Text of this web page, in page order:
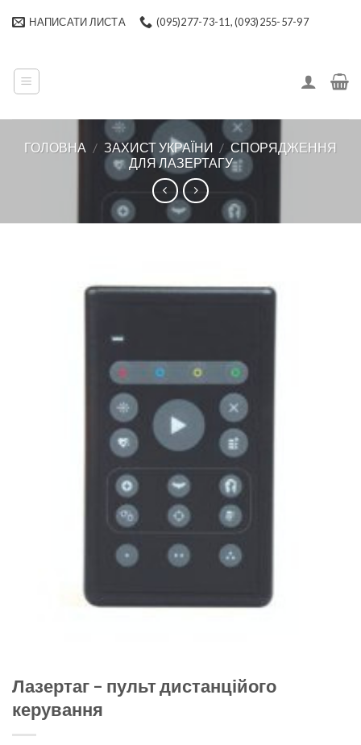
НАПИСАТИ ЛИСТА (095)277-73-11, (093)255-57-97
ГОЛОВНА / ЗАХИСТ УКРАЇНИ / СПОРЯДЖЕННЯ
ДЛЯ ЛАЗЕРТАГУ
Лазертаг – пульт дистанційого
керування